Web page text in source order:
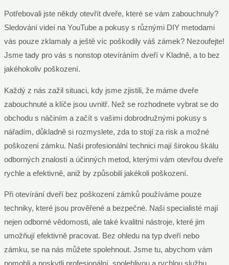
Potřebovali jste někdy otevřít dveře, které se vám zabouchnuly?
Sledování videí na YouTube a pokusy s různými DIY metodami
vás pouze zklamaly a ještě víc poškodily váš zámek? Nezoufejte!
Jsme tady pro vás s nonstop otevíráním dveří v Kladně, a to bez
jakéhokoliv poškození.
Každý z nás zažil situaci, kdy jsme zjistili, že máme dveře
zabouchnuté a klíče jsou uvnitř. Než se rozhodnete vybrat se do
obchodu s náčiním a začít s vašimi dobrodružnými pokusy s
nářadím, důkladně si rozmyslete, zda to stojí za risk a možné
poškození zámku. Naši profesionální technici mají širokou škálu
odborných znalostí a účinných metod, kterými vám otevřou dveře
rychle a efektivně, aniž by způsobili jakékoli poškození.
Při otevírání dveří bez poškození zámků používáme pouze
techniky, které jsou prověřené a bezpečné. Naši specialisté mají
nejen odborné vědomosti, ale také kvalitní nástroje, které jim
umožňují efektivně pracovat. Bez ohledu na typ dveří nebo
zámku, se na nás můžete spolehnout. Jsme tu, abychom vám